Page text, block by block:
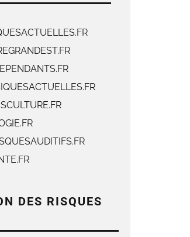
DES RISQUES